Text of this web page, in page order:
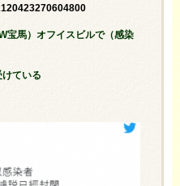
宝馬）オフイスビルで（感染
ている